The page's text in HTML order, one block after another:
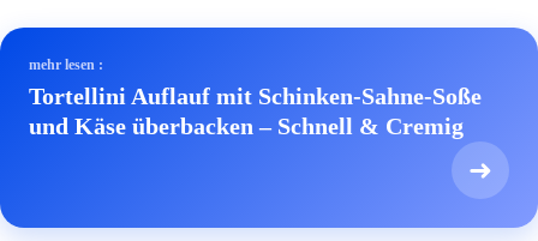
mehr lesen :
Tortellini Auflauf mit Schinken-Sahne-Soße
und Käse überbacken – Schnell & Cremig
➜